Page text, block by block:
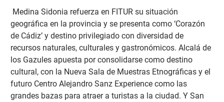
Medina Sidonia refuerza en FITUR su situación
geográfica en la provincia y se presenta como ‘Corazón
de Cádiz’ y destino privilegiado con diversidad de
recursos naturales, culturales y gastronómicos. Alcalá de
los Gazules apuesta por consolidarse como destino
cultural, con la Nueva Sala de Muestras Etnográficas y el
futuro Centro Alejandro Sanz Experience como las
grandes bazas para atraer a turistas a la ciudad. Y San